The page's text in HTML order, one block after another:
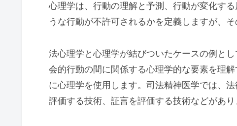
心理学は、行動の理解と予測、行動が変化す
うな行動が不許可されるかを定義しますが、
法心理学と心理学が結びついたケースの例と
会的行動の間に関係する心理学的な要素を理
に心理学を使用します。司法精神医学では、
評価する技術、証言を評価する技術などがあり